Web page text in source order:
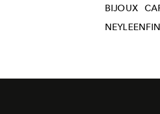
BIJOUX